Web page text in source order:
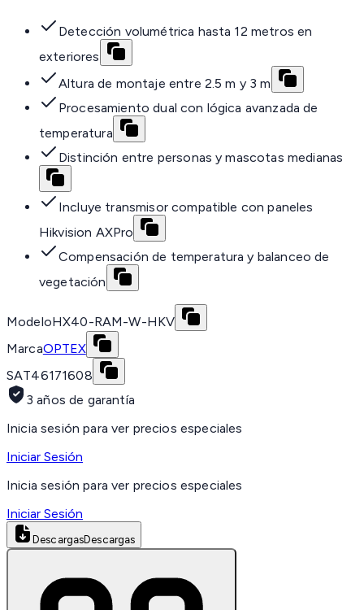
Detección volumétrica hasta 12 metros en
exteriores
Altura de montaje entre 2.5 m y 3 m
Procesamiento dual con lógica avanzada de
temperatura
Distinción entre personas y mascotas medianas
Incluye transmisor compatible con paneles
Hikvision AXPro
Compensación de temperatura y balanceo de
vegetación
ModeloHX40-RAM-W-HKV
MarcaOPTEX
SAT46171608
3 años de garantía
Inicia sesión para ver precios especiales
Iniciar Sesión
Inicia sesión para ver precios especiales
Iniciar Sesión
DescargasDescargas